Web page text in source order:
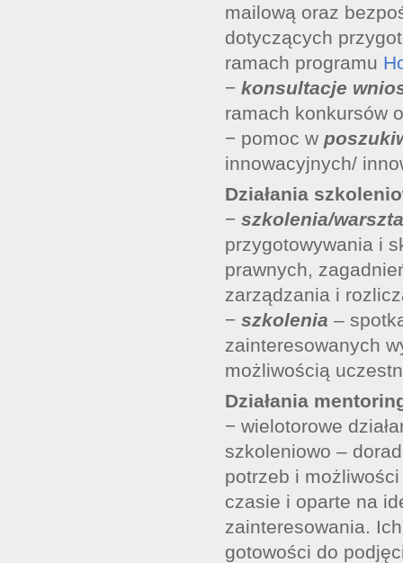
mailową oraz
dotyczących
ramach programu
− konsultacje
ramach konkursów
− pomoc w
innowacyjnych/
Działania
− szkolenia/
przygotowywania i
prawnych,
zarządzania i
− szkolenia –
zainteresowanych
możliwością
Działania
− wielotorowe
szkoleniowo –
potrzeb i
czasie i oparte na
zainteresowania.
gotowości do